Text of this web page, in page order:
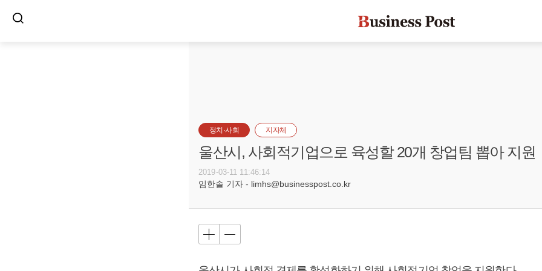
정치·사회 지자체
울산시, 사회적기업으로 육성할 20개 창업팀 뽑아 지원
2019-03-11 11:46:14
임한솔 기자 - limhs@businesspost.co.kr